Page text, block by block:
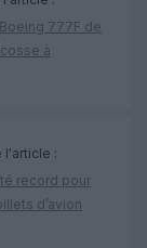
777F de
à
:
record pour
d’avion